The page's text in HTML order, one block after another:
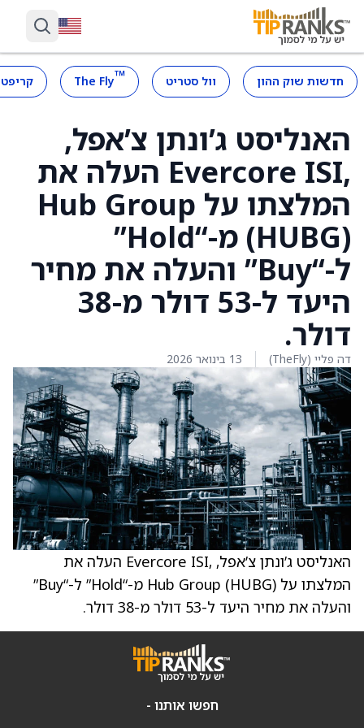
חדשות שוק ההון וול סטריט ™
The Fly
האנליסט ג’ונתן צ’אפל,
,Evercore ISI העלה את
המלצתו על Hub Group
(HUBG) מ-“Hold”
ל-“Buy” והעלה את מחיר
היעד ל-53 דולר מ-38
דולר.
דה פליי (TheFly) 13 בינואר 2026
האנליסט ג’ונתן צ’אפל, ,Evercore ISI העלה את
המלצתו על Hub Group (HUBG) מ-“Hold” ל-“Buy”
והעלה את מחיר היעד ל-53 דולר מ-38 דולר.
חפשו אותנו -